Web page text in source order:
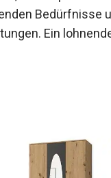
Bedürfnisse
Ein